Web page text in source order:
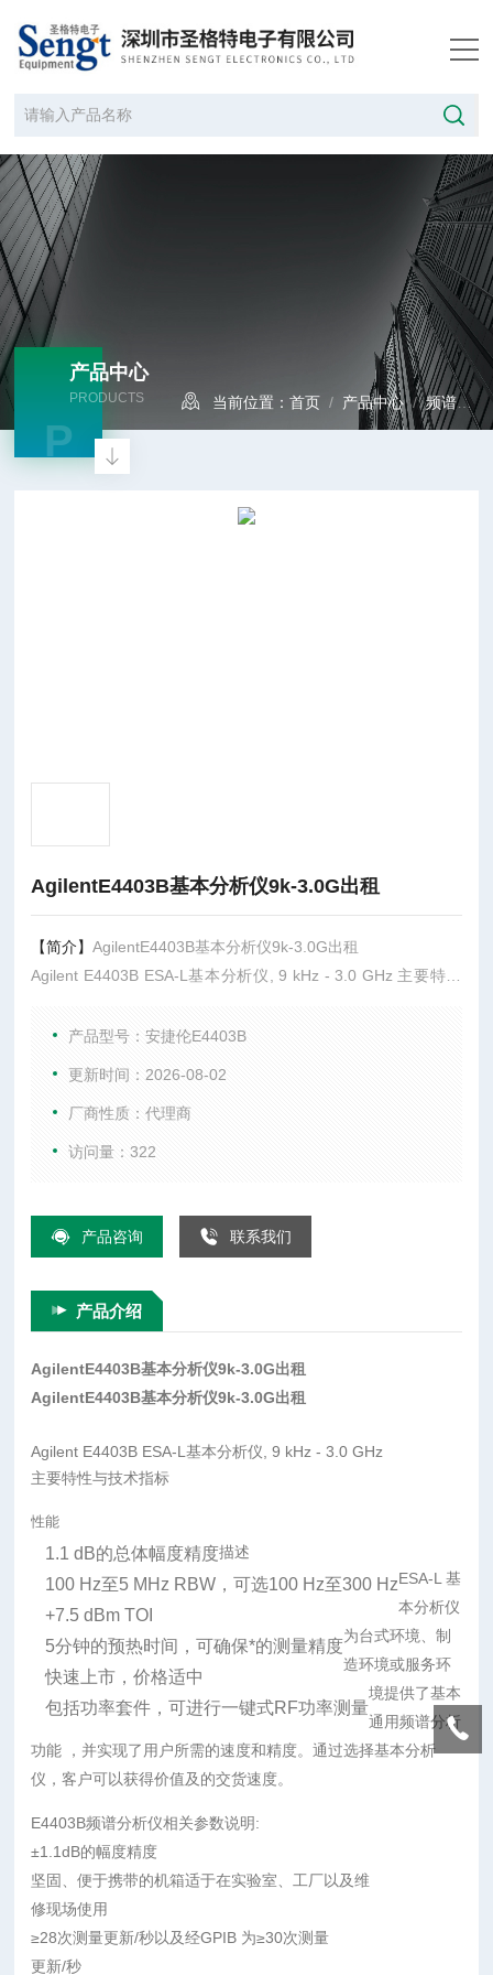
产品中心
PRODUCTS
P
当前位置：首页 / 产品中心/频谱分析仪
AgilentE4403B基本分析仪9k-3.0G出租
【简介】AgilentE4403B基本分析仪9k-3.0G出租
Agilent E4403B ESA-L基本分析仪, 9 kHz - 3.0 GHz 主要特性
W，可选100 Hz至300 Hz +7.5 dBm TOI 5分钟的预热时间，可
产品型号：安捷伦E4403B
更新时间：2026-08-02
厂商性质：代理商
访问量：322
产品咨询 联系我们
产品介绍
AgilentE4403B基本分析仪9k-3.0G出租
AgilentE4403B基本分析仪9k-3.0G出租
Agilent E4403B ESA-L基本分析仪, 9 kHz - 3.0 GHz
主要特性与技术指标
性能
1.1 dB的总体幅度精度
100 Hz至5 MHz RBW，可选100 Hz至300 Hz
+7.5 dBm TOI
5分钟的预热时间，可确保*的测量精度
快速上市，价格适中
包括功率套件，可进行一键式RF功率测量
描述
ESA-L 基
本分析仪
为台式环境、制
造环境或服务环
境提供了基本
通用频谱分析
功能 ，并实现了用户所需的速度和精度。通过选择基本分析
仪，客户可以获得价值及的交货速度。
E4403B频谱分析仪相关参数说明:
±1.1dB的幅度精度
坚固、便于携带的机箱适于在实验室、工厂以及维
修现场使用
≥28次测量更新/秒以及经GPIB 为≥30次测量
更新/秒